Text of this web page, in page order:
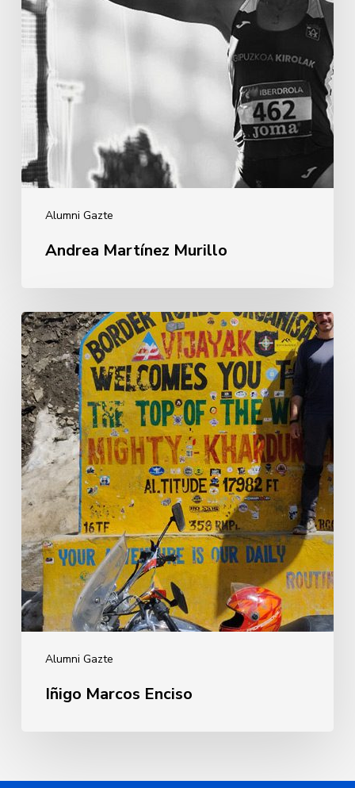
Alumni Gazte
Andrea Martínez Murillo
Alumni Gazte
Iñigo
Marcos
Enciso
Iñigo Marcos Enciso